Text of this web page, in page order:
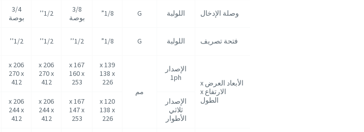
وصلة الإدخال اللولبة G
1/8”
3/8
بوصة
1/2’’
3/4
بوصة
فتحة تصريف اللولبة G
1/8”
1/2’’
1/2’’
1/2’’
الأبعاد العرض x
الارتفاع x
الطول
الإصدار
1ph
مم
139 x
138 x
226
167 x
160 x
253
206 x
270 x
412
206 x
270 x
412
الإصدار
ثلاثي
الأطوار
120 x
138 x
226
167 x
147 x
253
206 x
244 x
412
206 x
244 x
412